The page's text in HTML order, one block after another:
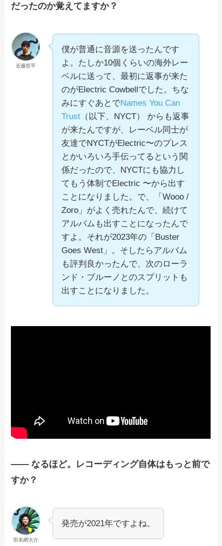
だったのか覚えてますか？
近藤哲平
僕が普通に音源を送ったんです
よ。たしか10個くらいの海外レー
ベルに送って、最初に返事が来た
のがElectric Cowbellでした。ちな
みにすぐあとでNames You Can
Trust （以下、NYCT） からも返事
が来たんですが、レーベル同士が
友達でNYCTがElectric〜のプレス
とかいろいろ手伝ってるという関
係だったので、NYCTにも協力し
てもう体制でElectric 〜から出す
ことになりました。で、「Wooo /
Zoro」がよく売れたんで、続けて
アルバムも出すことになったんで
すよ。それが2023年の「Buster
Goes West」。そしたらアルバム
も評判良かったんで、次のローラ
ンド・ブルーノとのスプリットも
出すことになりました。
—— なるほど。レコーディング自体はもっと前で
すか？
田名網大介
発売が2021年ですよね。